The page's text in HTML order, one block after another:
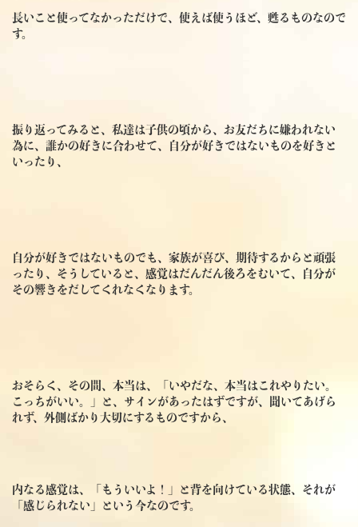
長いこと使ってなかっただけで、使えば使うほど、甦るものなので
す。
振り返ってみると、私達は子供の頃から、お友だちに嫌われない
為に、誰かの好きに合わせて、自分が好きではないものを好きと
いったり、
自分が好きではないものでも、家族が喜び、期待するからと頑張
ったり、そうしていると、感覚はだんだん後ろをむいて、自分が
その響きをだしてくれなくなります。
おそらく、その間、本当は、「いやだな、本当はこれやりたい。
こっちがいい。」と、サインがあったはずですが、聞いてあげら
れず、外側ばかり大切にするものですから、
内なる感覚は、「もういいよ！」と背を向けている状態、それが
「感じられない」という今なのです。